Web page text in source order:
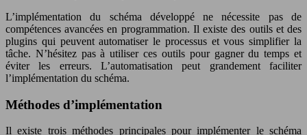
L’implémentation du schéma développé ne nécessite pas de
compétences avancées en programmation. Il existe des outils et des
plugins qui peuvent automatiser le processus et vous simplifier la
tâche. N’hésitez pas à utiliser ces outils pour gagner du temps et
éviter les erreurs. L’automatisation peut grandement faciliter
l’implémentation du schéma.
Méthodes d’implémentation
Il existe trois méthodes principales pour implémenter le schéma